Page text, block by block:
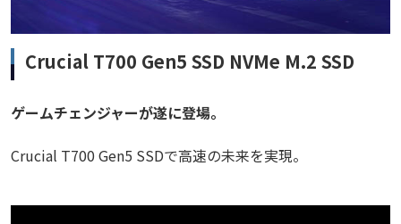
Crucial T700 Gen5 SSD NVMe M.2 SSD
ゲームチェンジャーが遂に登場。
Crucial T700 Gen5 SSDで高速の未来を実現。